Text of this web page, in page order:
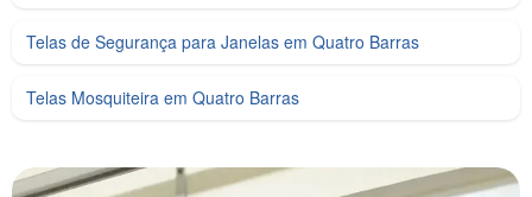
Telas de Segurança para Janelas em Quatro Barras
Telas Mosquiteira em Quatro Barras